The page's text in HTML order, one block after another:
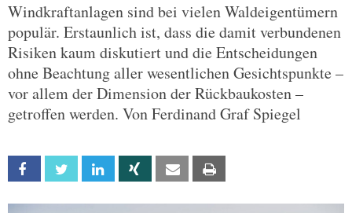
Windkraftanlagen sind bei vielen Waldeigentümern
populär. Erstaunlich ist, dass die damit verbundenen
Risiken kaum diskutiert und die Entscheidungen
ohne Beachtung aller wesentlichen Gesichtspunkte –
vor allem der Dimension der Rückbaukosten –
getroffen werden. Von Ferdinand Graf Spiegel
Facebook Twitter Linkedin Xing Email